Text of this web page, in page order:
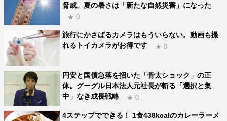
脅威。夏の暑さは「新たな自然災害」になった
★ 0
旅行にかさばるカメラはもういらない。動画も撮
れるトイカメラがお得です
★ 0
円安と国債急落を招いた「骨太ショック」の正
体。グーグル日本法人元社長が斬る「選択と集
中」なき成長戦略
★ 0
4ステップでできる！ 1食438kcalのカレーラーメ